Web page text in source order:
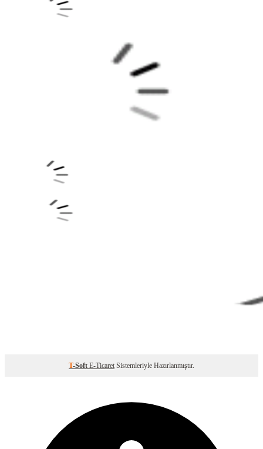
T-Soft E-Ticaret Sistemleriyle Hazırlanmıştır.